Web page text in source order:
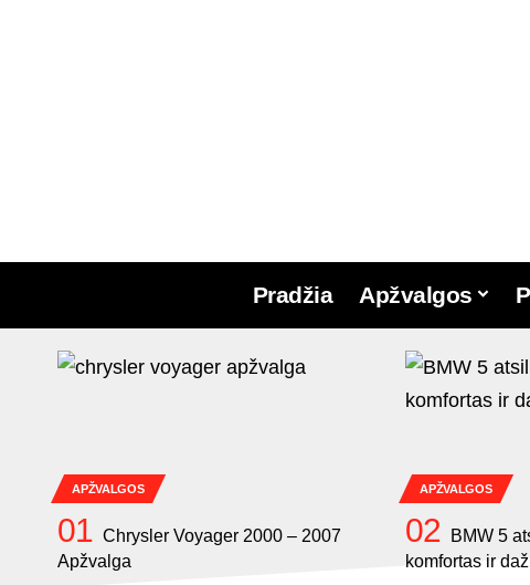
Pradžia Apžvalgos
APŽVALGOS
Chrysler Voyager 2000 – 2007
Apžvalga
APŽVALGOS
BMW 5
komfortas ir